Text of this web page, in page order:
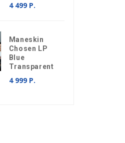
4 499 Р.
Maneskin
Chosen LP
Blue
Transparent
4 999 Р.